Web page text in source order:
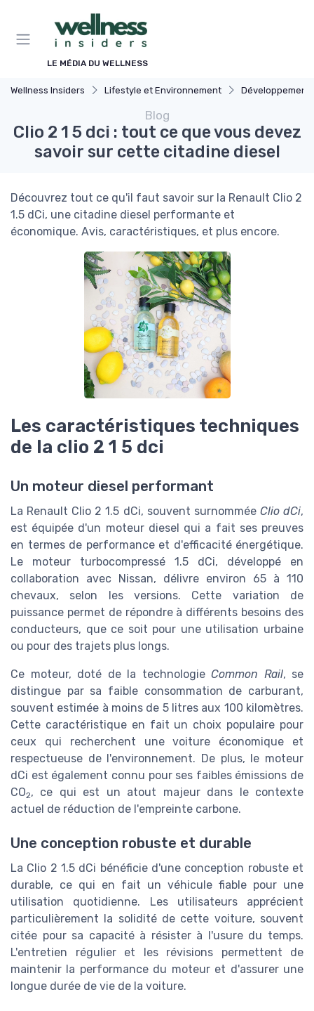
LE MÉDIA DU WELLNESS
Wellness Insiders Lifestyle et Environnement Développement
Blog
Clio 2 1 5 dci : tout ce que vous devez
savoir sur cette citadine diesel
Découvrez tout ce qu'il faut savoir sur la Renault Clio 2
1.5 dCi, une citadine diesel performante et
économique. Avis, caractéristiques, et plus encore.
Les caractéristiques techniques
de la clio 2 1 5 dci
Un moteur diesel performant
La Renault Clio 2 1.5 dCi, souvent surnommée Clio dCi,
est équipée d'un moteur diesel qui a fait ses preuves
en termes de performance et d'efficacité énergétique.
Le moteur turbocompressé 1.5 dCi, développé en
collaboration avec Nissan, délivre environ 65 à 110
chevaux, selon les versions. Cette variation de
puissance permet de répondre à différents besoins des
conducteurs, que ce soit pour une utilisation urbaine
ou pour des trajets plus longs.
Ce moteur, doté de la technologie Common Rail, se
distingue par sa faible consommation de carburant,
souvent estimée à moins de 5 litres aux 100 kilomètres.
Cette caractéristique en fait un choix populaire pour
ceux qui recherchent une voiture économique et
respectueuse de l'environnement. De plus, le moteur
dCi est également connu pour ses faibles émissions de
CO2, ce qui est un atout majeur dans le contexte
actuel de réduction de l'empreinte carbone.
Une conception robuste et durable
La Clio 2 1.5 dCi bénéficie d'une conception robuste et
durable, ce qui en fait un véhicule fiable pour une
utilisation quotidienne. Les utilisateurs apprécient
particulièrement la solidité de cette voiture, souvent
citée pour sa capacité à résister à l'usure du temps.
L'entretien régulier et les révisions permettent de
maintenir la performance du moteur et d'assurer une
longue durée de vie de la voiture.